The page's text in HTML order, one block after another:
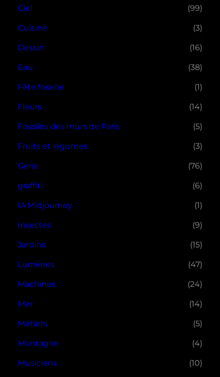
Ciel (99)
Cuisine (3)
Dessin (16)
Eau (38)
Fête foraine (1)
Fleurs (14)
Fossiles des murs de Paris (5)
Fruits et légumes (3)
Gens (76)
graffiti (6)
IA Midjourney (1)
Insectes (9)
Jardins (15)
Lumières (47)
Machines (24)
Mer (14)
Métiers (5)
Montagne (4)
Musiciens (10)